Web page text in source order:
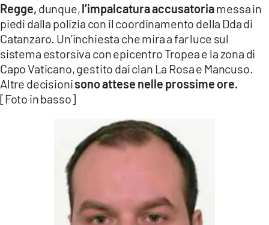
Regge, dunque,l’impalcatura accusatoriamessa in
piedi dalla polizia con il coordinamento della Dda di
Catanzaro. Un’inchiesta che mira a far luce sul
sistema estorsiva con epicentro Tropea e la zona di
Capo Vaticano, gestito dai clan La Rosa e Mancuso.
Altre decisionisono attese nelle prossime ore.
[Foto in basso]